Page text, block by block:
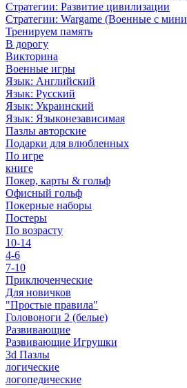
Стратегии: Развитие цивилизации
Стратегии: Wargame (Военные с
Тренируем память
В дорогу
Викторина
Военные игры
Язык: Английский
Язык: Русский
Язык: Украинский
Язык: Языконезависимая
Пазлы авторские
Подарки для влюбленных
По игре
книге
Покер, карты & гольф
Офисный гольф
Покерные наборы
Постеры
По возрасту
10-14
4-6
7-10
Приключенческие
Для новичков
"Простые правила"
Головоноги 2 (белые)
Развивающие
Развивающие Игрушки
3d Пазлы
логические
логопедические